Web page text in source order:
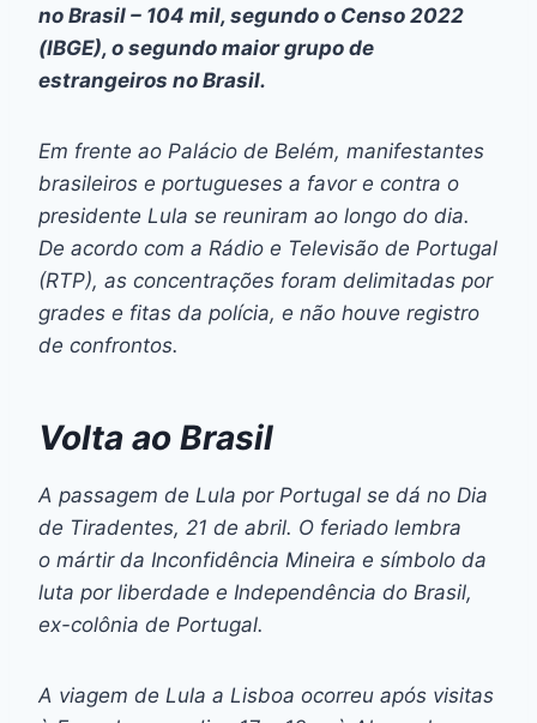
no Brasil – 104 mil, segundo o Censo 2022
(IBGE), o segundo maior grupo de
estrangeiros no Brasil.
Em frente ao Palácio de Belém, manifestantes
brasileiros e portugueses a favor e contra o
presidente Lula se reuniram ao longo do dia.
De acordo com a Rádio e Televisão de Portugal
(RTP), as concentrações foram delimitadas por
grades e fitas da polícia, e não houve registro
de confrontos.
Volta ao Brasil
A passagem de Lula por Portugal se dá no Dia
de Tiradentes, 21 de abril. O feriado lembra
o mártir da Inconfidência Mineira e símbolo da
luta por liberdade e Independência do Brasil,
ex-colônia de Portugal.
A viagem de Lula a Lisboa ocorreu após visitas